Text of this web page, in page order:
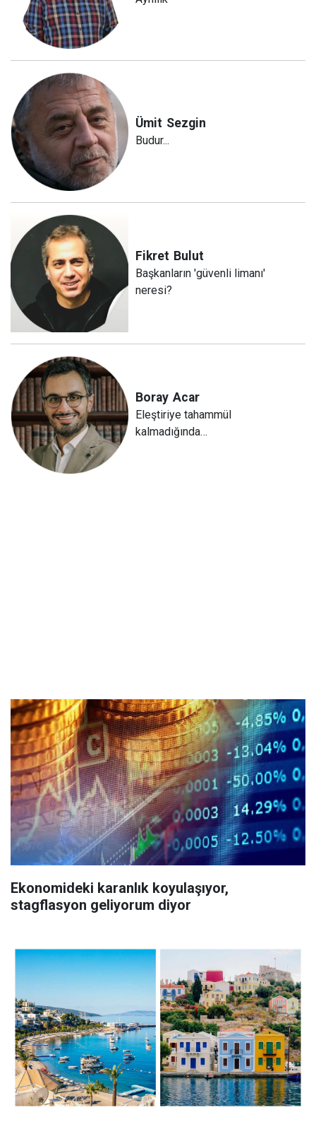
Ümit Sezgin
Budur...
Fikret Bulut
Başkanların 'güvenli limanı'
neresi?
Boray Acar
Eleştiriye tahammül
kalmadığında…
Ekonomideki karanlık koyulaşıyor,
stagflasyon geliyorum diyor